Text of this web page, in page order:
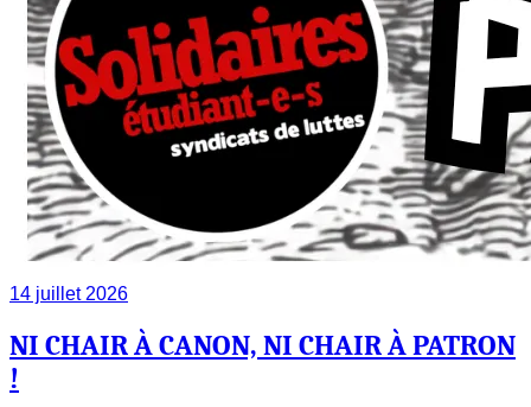
14 juillet 2026
NI CHAIR À CANON, NI CHAIR À PATRON
!